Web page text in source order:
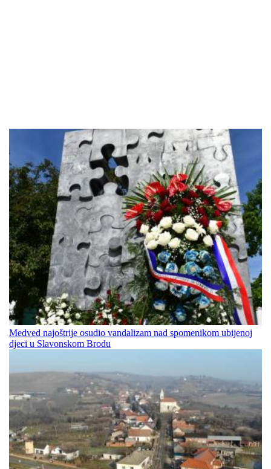
Medved najoštrije osudio vandalizam nad spomenikom ubijenoj
djeci u Slavonskom Brodu